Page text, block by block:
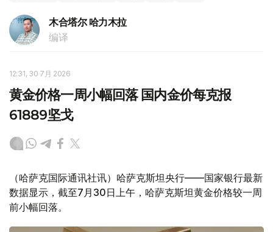
木合塔尔 哈力木拉
编译
12:31, 30 7月 2026
黄金价格一周小幅回落 国内金价每克报
61889坚戈
（哈萨克国际通讯社讯）哈萨克斯坦央行——国家银行最新
数据显示，截至7月30日上午，哈萨克斯坦黄金价格较一周
前小幅回落。